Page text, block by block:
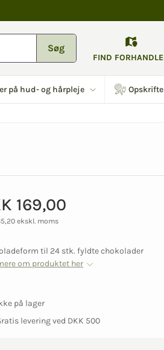
Søg
FIND
på hud- og hårpleje
169,00
ekskl. moms
til 24 stk. fyldte chokolader
om produktet her
på lager
levering ved DKK 500